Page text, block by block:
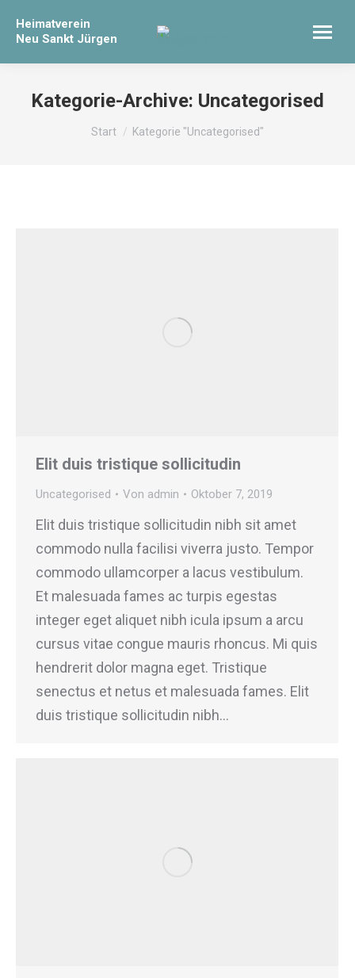
Heimatverein
Neu Sankt Jürgen
Kategorie-Archive: Uncategorised
Sie befinden sich hier:
Start Kategorie "Uncategorised"
Elit duis tristique sollicitudin
Uncategorised Von admin Oktober 7, 2019
Elit duis tristique sollicitudin nibh sit amet
commodo nulla facilisi viverra justo. Tempor
commodo ullamcorper a lacus vestibulum.
Et malesuada fames ac turpis egestas
integer eget aliquet nibh icula ipsum a arcu
cursus vitae congue mauris rhoncus. Mi quis
hendrerit dolor magna eget. Tristique
senectus et netus et malesuada fames. Elit
duis tristique sollicitudin nibh…